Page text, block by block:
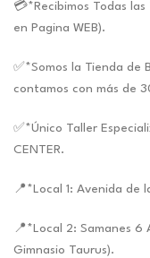
💳*Recibimos Todas
en Pagina WEB).
✅*Somos la Tienda de
contamos con más de
✅*Único Taller
CENTER.
📍*Local 1: Avenida de
📍*Local 2: Samanes 6
Gimnasio Taurus).